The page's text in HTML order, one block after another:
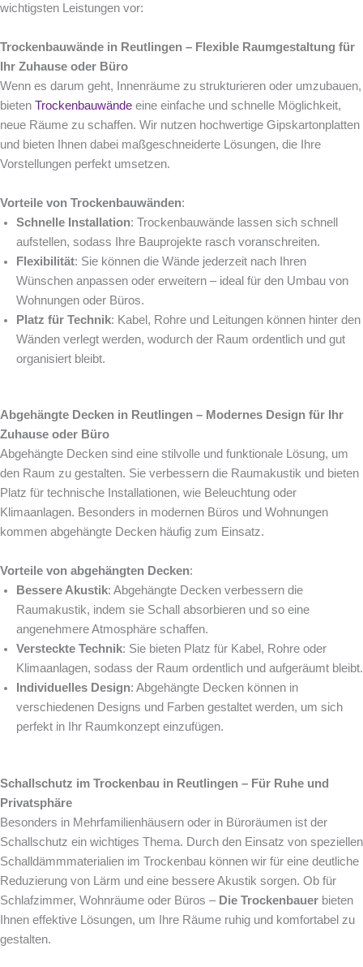
wichtigsten Leistungen vor:
Trockenbauwände in Reutlingen – Flexible Raumgestaltung für
Ihr Zuhause oder Büro
Wenn es darum geht, Innenräume zu strukturieren oder umzubauen,
bieten Trockenbauwände eine einfache und schnelle Möglichkeit,
neue Räume zu schaffen. Wir nutzen hochwertige Gipskartonplatten
und bieten Ihnen dabei maßgeschneiderte Lösungen, die Ihre
Vorstellungen perfekt umsetzen.
Vorteile von Trockenbauwänden:
Schnelle Installation: Trockenbauwände lassen sich schnell
aufstellen, sodass Ihre Bauprojekte rasch voranschreiten.
Flexibilität: Sie können die Wände jederzeit nach Ihren
Wünschen anpassen oder erweitern – ideal für den Umbau von
Wohnungen oder Büros.
Platz für Technik: Kabel, Rohre und Leitungen können hinter den
Wänden verlegt werden, wodurch der Raum ordentlich und gut
organisiert bleibt.
Abgehängte Decken in Reutlingen – Modernes Design für Ihr
Zuhause oder Büro
Abgehängte Decken sind eine stilvolle und funktionale Lösung, um
den Raum zu gestalten. Sie verbessern die Raumakustik und bieten
Platz für technische Installationen, wie Beleuchtung oder
Klimaanlagen. Besonders in modernen Büros und Wohnungen
kommen abgehängte Decken häufig zum Einsatz.
Vorteile von abgehängten Decken:
Bessere Akustik: Abgehängte Decken verbessern die
Raumakustik, indem sie Schall absorbieren und so eine
angenehmere Atmosphäre schaffen.
Versteckte Technik: Sie bieten Platz für Kabel, Rohre oder
Klimaanlagen, sodass der Raum ordentlich und aufgeräumt bleibt.
Individuelles Design: Abgehängte Decken können in
verschiedenen Designs und Farben gestaltet werden, um sich
perfekt in Ihr Raumkonzept einzufügen.
Schallschutz im Trockenbau in Reutlingen – Für Ruhe und
Privatsphäre
Besonders in Mehrfamilienhäusern oder in Büroräumen ist der
Schallschutz ein wichtiges Thema. Durch den Einsatz von speziellen
Schalldämmmaterialien im Trockenbau können wir für eine deutliche
Reduzierung von Lärm und eine bessere Akustik sorgen. Ob für
Schlafzimmer, Wohnräume oder Büros – Die Trockenbauer bieten
Ihnen effektive Lösungen, um Ihre Räume ruhig und komfortabel zu
gestalten.